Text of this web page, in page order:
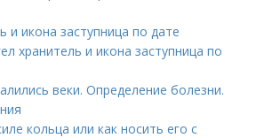
и икона заступница по дате
хранитель и икона заступница по
веки. Определение болезни.
кольца или как носить его с